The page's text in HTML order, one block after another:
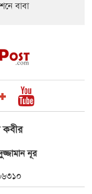
বাবা
কবীর
নূর